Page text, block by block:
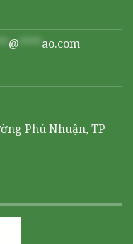
@ **** ao.com
Phú Nhuận, TP